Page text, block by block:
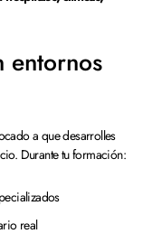
entornos
a que desarrolles
Durante tu formación:
real